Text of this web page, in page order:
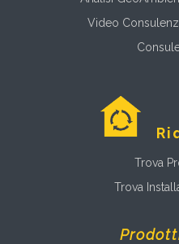
Video
Trova
Trova